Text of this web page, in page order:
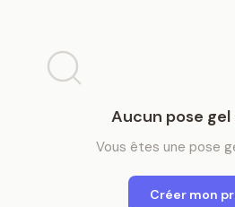
Aucun pose gel
Vous êtes une pose
Créer mon